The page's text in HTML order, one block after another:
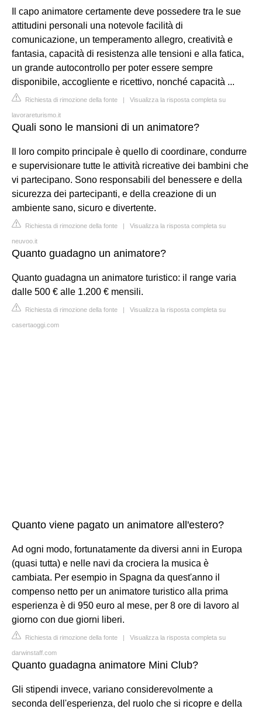
Il capo animatore certamente deve possedere tra le sue
attitudini personali una notevole facilità di
comunicazione, un temperamento allegro, creatività e
fantasia, capacità di resistenza alle tensioni e alla fatica,
un grande autocontrollo per poter essere sempre
disponibile, accogliente e ricettivo, nonché capacità ...
Richiesta di rimozione della fonte | Visualizza la risposta completa su
lavorareturismo.it
Quali sono le mansioni di un animatore?
Il loro compito principale è quello di coordinare, condurre
e supervisionare tutte le attività ricreative dei bambini che
vi partecipano. Sono responsabili del benessere e della
sicurezza dei partecipanti, e della creazione di un
ambiente sano, sicuro e divertente.
Richiesta di rimozione della fonte | Visualizza la risposta completa su
neuvoo.it
Quanto guadagno un animatore?
Quanto guadagna un animatore turistico: il range varia
dalle 500 € alle 1.200 € mensili.
Richiesta di rimozione della fonte | Visualizza la risposta completa su
casertaoggi.com
Quanto viene pagato un animatore all'estero?
Ad ogni modo, fortunatamente da diversi anni in Europa
(quasi tutta) e nelle navi da crociera la musica è
cambiata. Per esempio in Spagna da quest'anno il
compenso netto per un animatore turistico alla prima
esperienza è di 950 euro al mese, per 8 ore di lavoro al
giorno con due giorni liberi.
Richiesta di rimozione della fonte | Visualizza la risposta completa su
darwinstaff.com
Quanto guadagna animatore Mini Club?
Gli stipendi invece, variano considerevolmente a
seconda dell'esperienza, del ruolo che si ricopre e della